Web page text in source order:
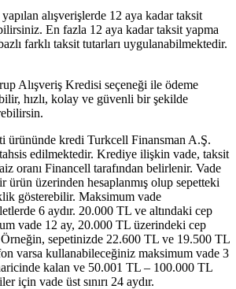
alışverişlerde 12 aya kadar taksit
En fazla 12 aya kadar taksit yapma
farklı taksit tutarları uygulanabilmektedir.
Alışveriş Kredisi seçeneği ile ödeme
hızlı, kolay ve güvenli bir şekilde
ürününde kredi Turkcell Finansman A.Ş.
edilmektedir. Krediye ilişkin vade, taksit
oranı Financell tarafından belirlenir. Vade
ürün üzerinden hesaplanmış olup sepetteki
gösterebilir. Maksimum vade
6 aydır. 20.000 TL ve altındaki cep
vade 12 ay, 20.000 TL üzerindeki cep
Örneğin, sepetinizde 22.600 TL ve 19.500 TL
varsa kullanabileceğiniz maksimum vade 3
kalan ve 50.001 TL – 100.000 TL
için vade üst sınırı 24 aydır.